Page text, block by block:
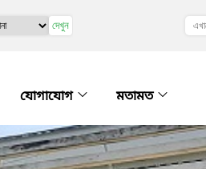
দেখুন
যোগাযোগ মতামত